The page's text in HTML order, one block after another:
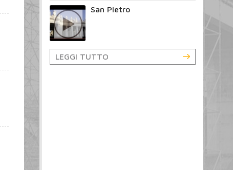
San Pietro
LEGGI TUTTO